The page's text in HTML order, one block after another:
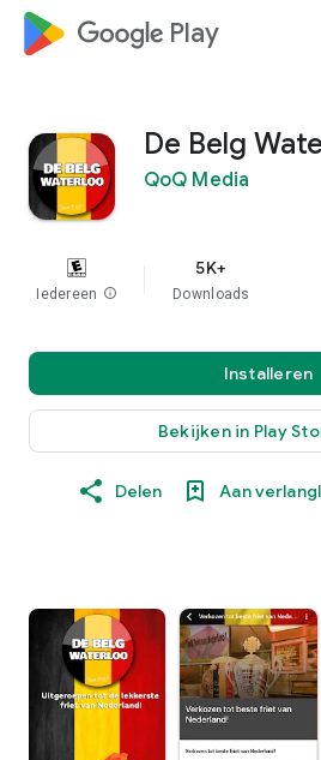
google_logo Play
De Belg
QoQ Media
Iedereen info
5K+
Downloads
Installeren
Bekijken in Play
Delen Aan